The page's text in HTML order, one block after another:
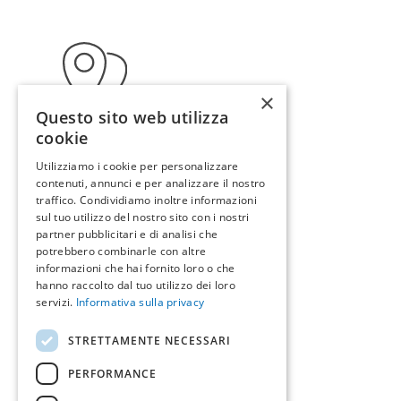
Indirizzo
Via Pio la Torre 1
Cirò Marina - Calabria
88811 - Italia
×
Questo sito web utilizza
cookie
Utilizziamo i cookie per personalizzare
contenuti, annunci e per analizzare il nostro
traffico. Condividiamo inoltre informazioni
sul tuo utilizzo del nostro sito con i nostri
partner pubblicitari e di analisi che
potrebbero combinarle con altre
informazioni che hai fornito loro o che
hanno raccolto dal tuo utilizzo dei loro
servizi. Informativa sulla privacy
STRETTAMENTE NECESSARI
PERFORMANCE